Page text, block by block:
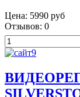
Цена: 5990 руб
Отзывов: 0